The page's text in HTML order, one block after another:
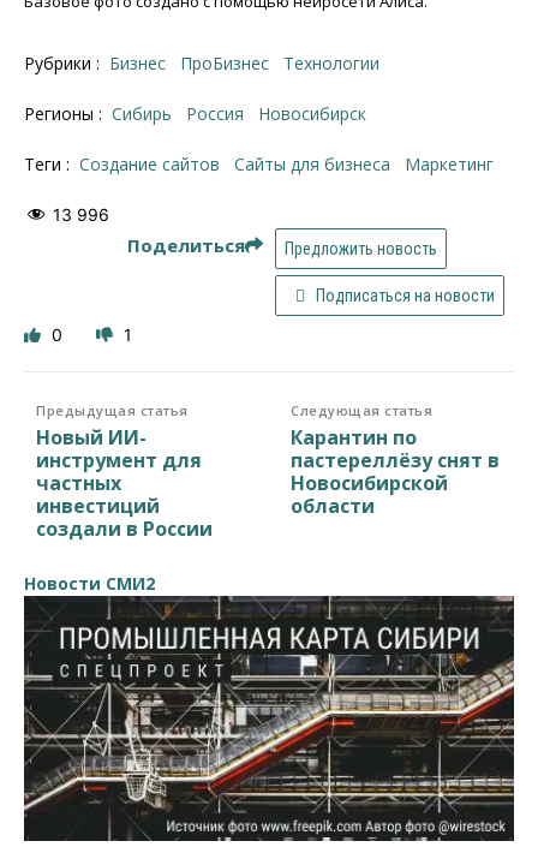
Рубрики : Бизнес ПроБизнес Технологии
Регионы : Сибирь Россия Новосибирск
Теги : создание сайтов сайты для бизнеса маркетинг
13 996
Поделиться Предложить новость
Подписаться на новости
0 1
Предыдущая статья
Новый ИИ-
инструмент для
частных
инвестиций
создали в России
Следующая статья
Карантин по
пастереллёзу снят в
Новосибирской
области
Новости СМИ2